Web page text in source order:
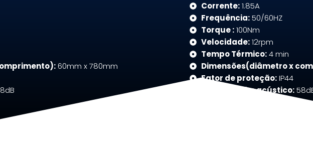
60mm x 780mm
Corrente:1.85A
Frequência:50/60HZ
Torque :100Nm
Velocidade:12rpm
Tempo Térmico:4 min
Dimensões(diâmetro x
Fator de proteção:IP44
Desempenho acústico: